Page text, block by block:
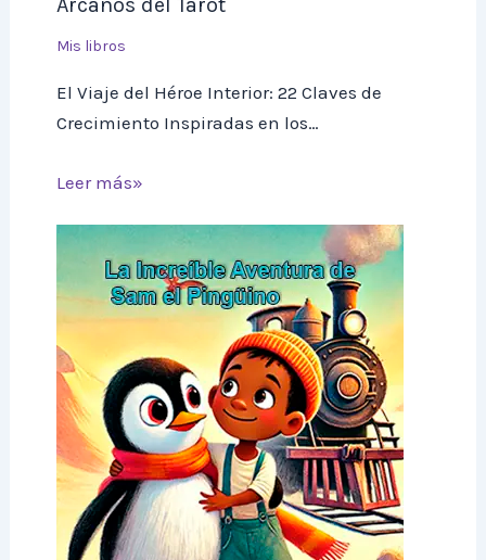
Mis libros
El Viaje del Héroe Interior: 22 Claves de
Crecimiento Inspiradas en los…
Leer más»